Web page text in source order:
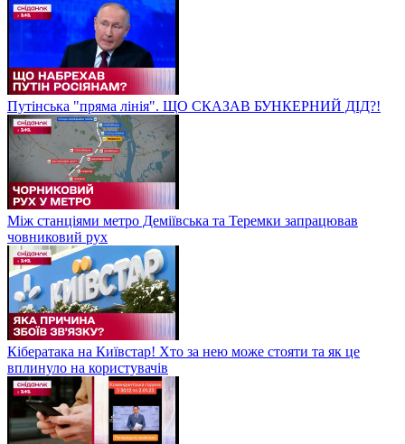
Путінська "пряма лінія". ЩО СКАЗАВ БУНКЕРНИЙ ДІД?!
Між станціями метро Деміївська та Теремки запрацював
човниковий рух
Кібератака на Київстар! Хто за нею може стояти та як це
вплинуло на користувачів